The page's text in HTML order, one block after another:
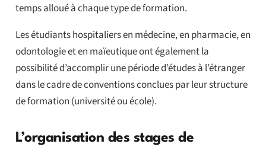
temps alloué à chaque type de formation.
Les étudiants hospitaliers en médecine, en pharmacie, en
odontologie et en maïeutique ont également la
possibilité d’accomplir une période d’études à l’étranger
dans le cadre de conventions conclues par leur structure
de formation (université ou école).
L’organisation des stages de